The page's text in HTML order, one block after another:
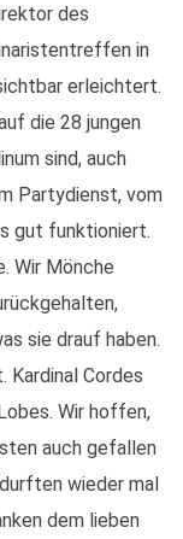
des
in
erleichtert.
die 28 jungen
sind, auch
Partydienst, vom
gut funktioniert.
Wir Mönche
sie drauf haben.
Kardinal Cordes
Wir hoffen,
auch gefallen
wieder mal
dem lieben